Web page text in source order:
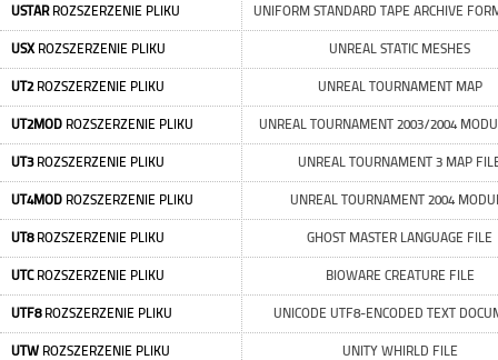
USTARROZSZERZENIE PLIKU UNIFORM STANDARD TAPE ARCHIVE
USXROZSZERZENIE PLIKU UNREAL STATIC MESHES
UT2ROZSZERZENIE PLIKU UNREAL TOURNAMENT MAP
UT2MOD ROZSZERZENIE PLIKU UNREAL TOURNAMENT 2003/2004
UT3ROZSZERZENIE PLIKU UNREAL TOURNAMENT 3 MAP
UT4MOD ROZSZERZENIE PLIKU UNREAL TOURNAMENT 2004
UT8ROZSZERZENIE PLIKU GHOST MASTER LANGUAGE FILE
UTCROZSZERZENIE PLIKU BIOWARE CREATURE FILE
UTF8ROZSZERZENIE PLIKU UNICODE UTF8-ENCODED TEXT
UTW ROZSZERZENIE PLIKU UNITY WHIRLD FILE